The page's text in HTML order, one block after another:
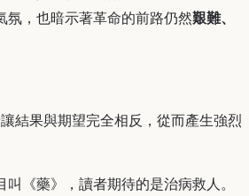
氛，也暗示著革命的前路仍然艱難、
結果與期望完全相反，從而產生強烈
叫《藥》，讀者期待的是治病救人。